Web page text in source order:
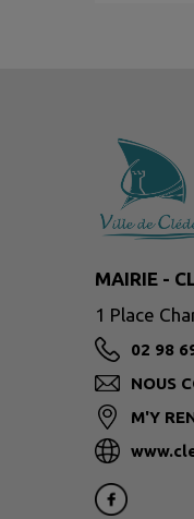
MAIRIE -
1 Place
02 98
NOUS
M'Y